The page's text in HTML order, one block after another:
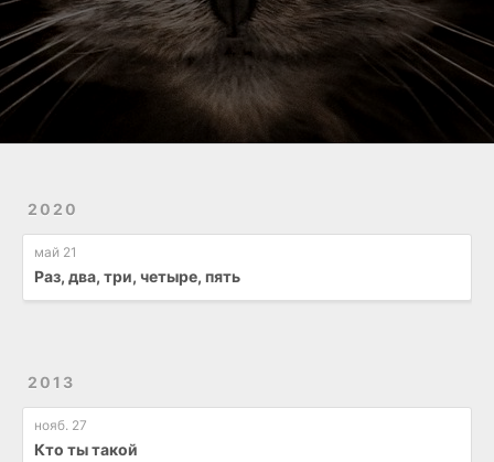
2020
май 21
Раз, два, три, четыре, пять
2013
нояб. 27
Кто ты такой